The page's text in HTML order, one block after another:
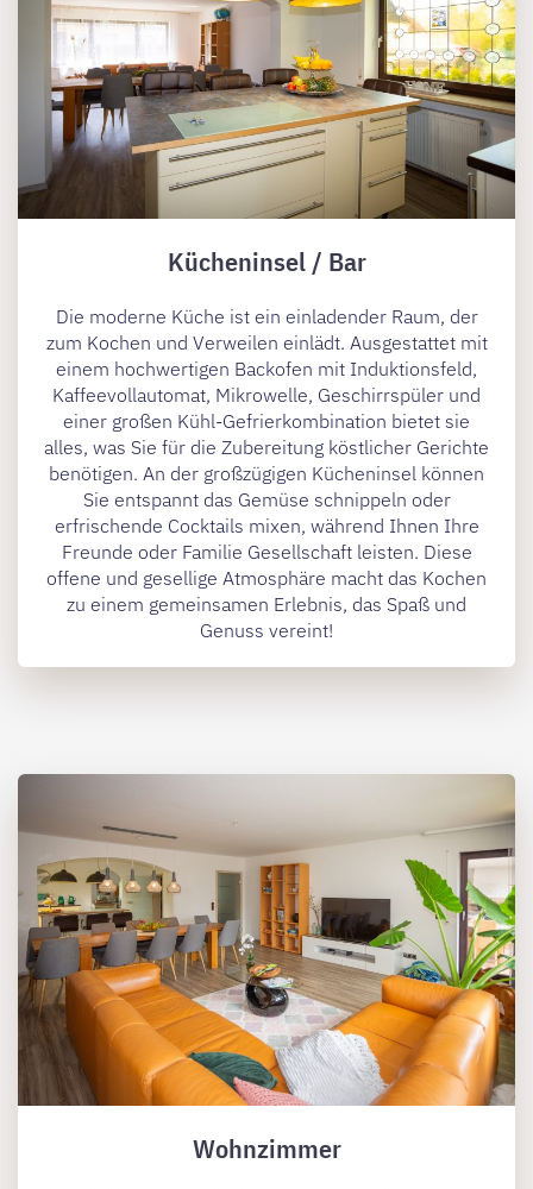
Kücheninsel / Bar
Die moderne Küche ist ein einladender Raum, der
zum Kochen und Verweilen einlädt. Ausgestattet mit
einem hochwertigen Backofen mit Induktionsfeld,
Kaffeevollautomat, Mikrowelle, Geschirrspüler und
einer großen Kühl-Gefrierkombination bietet sie
alles, was Sie für die Zubereitung köstlicher Gerichte
benötigen. An der großzügigen Kücheninsel können
Sie entspannt das Gemüse schnippeln oder
erfrischende Cocktails mixen, während Ihnen Ihre
Freunde oder Familie Gesellschaft leisten. Diese
offene und gesellige Atmosphäre macht das Kochen
zu einem gemeinsamen Erlebnis, das Spaß und
Genuss vereint!
Wohnzimmer